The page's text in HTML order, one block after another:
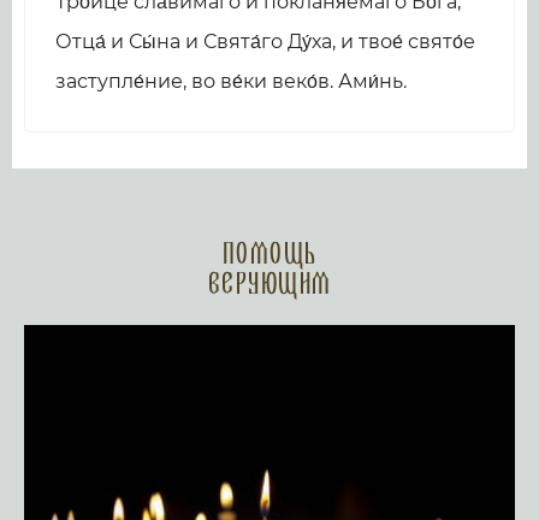
Отца́ и Сы́на и Свята́го Ду́ха, и твое́ свято́е
заступле́ние, во ве́ки веко́в. Ами́нь.
Помощь
верующим